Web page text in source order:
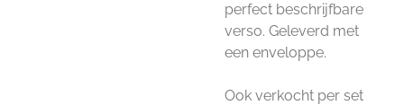
perfect beschrijfbare
verso. Geleverd met
een enveloppe.
Ook verkocht per set